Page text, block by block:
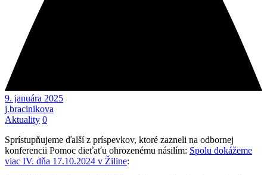
9. januára 2025
j.bracinikova
Aktuality 0
Sprístupňujeme ďalší z príspevkov, ktoré zazneli na odbornej
konferencii Pomoc dieťaťu ohrozenému násilím: Spolu dokážeme
viac IV. dňa 17.10.2024 v Žiline: